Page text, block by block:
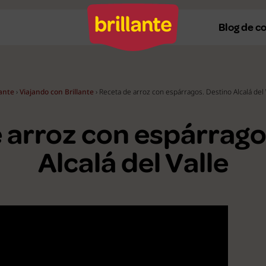
Recetas con Thermomix
Recetas en microondas
Blog de
›Viajando con Brillante › Receta de arroz con espárragos. Destino Alcalá del
arroz con
Alcalá del Valle